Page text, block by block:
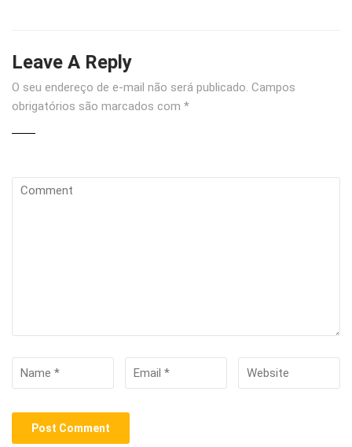
Leave A Reply
O seu endereço de e-mail não será publicado. Campos
obrigatórios são marcados com *